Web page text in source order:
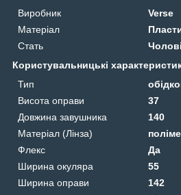
Виробник
Verse
Матеріал
Стать
Користувальницькі
Тип
Висота оправи
37
Довжина завушника
140
Матеріал (Лінза)
Флекс
Да
Ширина окуляра
55
Ширина оправи
142